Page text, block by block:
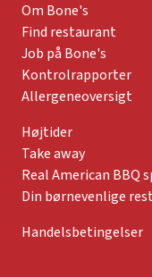
Om Bone's
Find restaurant
Job på Bone's
Kontrolrapporter
Allergeneoversigt
Højtider
Take away
Real American BBQ
Din børnevenlige
Handelsbetingelser